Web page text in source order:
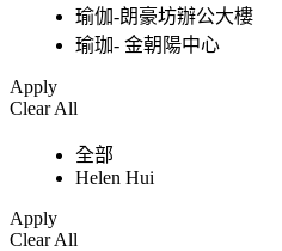
瑜伽-朗豪坊辦公大樓
瑜珈- 金朝陽中心
Apply
Clear All
全部
Helen Hui
Apply
Clear All